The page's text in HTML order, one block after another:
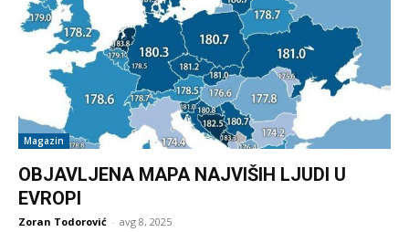
Magazin
OBJAVLJENA MAPA NAJVIŠIH LJUDI U
EVROPI
Zoran Todorović - avg 8, 2025